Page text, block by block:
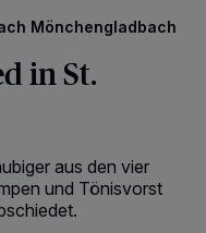
Mönchengladbach
in St.
aus den vier
und Tönisvorst
greifen auf
von OK aktivieren Sie
unsere Partner
manche Inhalte und
für Sie. Sie können
Ihre Einstellungen zu
indem Sie auf den Link